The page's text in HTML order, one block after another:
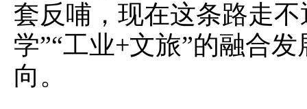
套反哺，现在这条路走
学”“工业+文旅”的融合
向。